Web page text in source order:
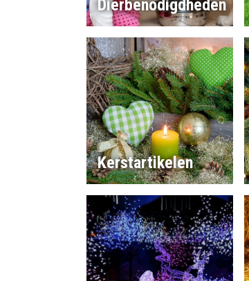
Dierbenodigdheden
Kerstartikelen